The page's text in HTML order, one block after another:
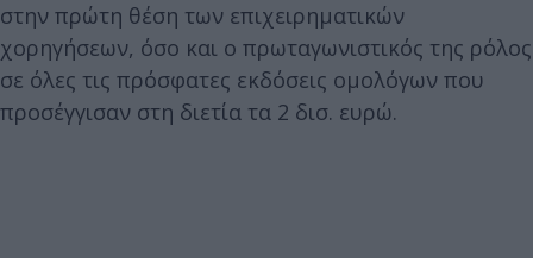
στην πρώτη θέση των επιχειρηματικών
χορηγήσεων, όσο και ο πρωταγωνιστικός της ρόλος
σε όλες τις πρόσφατες εκδόσεις ομολόγων που
προσέγγισαν στη διετία τα 2 δισ. ευρώ.